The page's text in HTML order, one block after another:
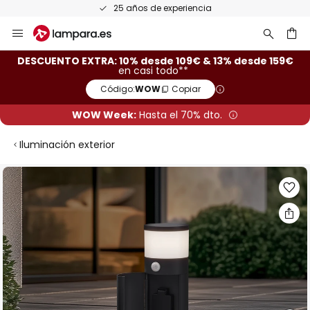
25 años de experiencia
al
contenido
DESCUENTO EXTRA: 10% desde 109€ & 13% desde 159€
en casi todo**
Código:WOW Copiar
WOW Week: Hasta el 70% dto.
Iluminación exterior
Saltar
al
final
de
la
galería
de
imágenes